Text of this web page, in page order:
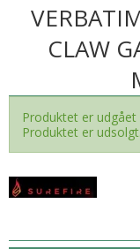
CLAW
Produktet er
Produktet er udsolgt.